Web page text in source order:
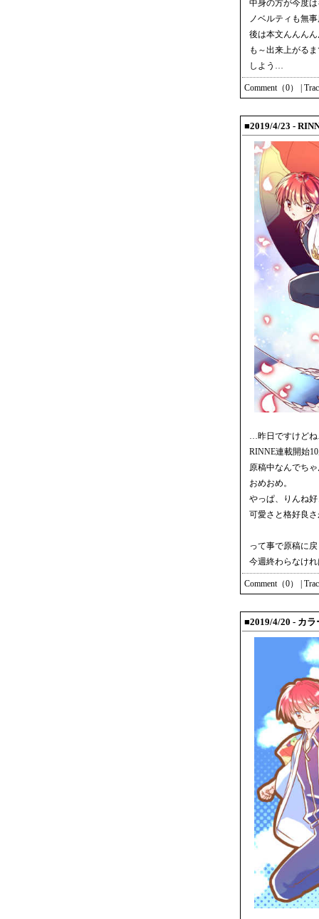
中身の方が今度
ノベルティも無
後は本文んんん
も～出来上がる
しよう…
Comment（0）
■2019/4/23 -
…昨日ですけど
RINNE連載開始
原稿中なんでち
おめおめ。
やっぱ、りんね
可愛さと格好良
って事で原稿に
今週終わらなけ
Comment（0）
■2019/4/20 - カ